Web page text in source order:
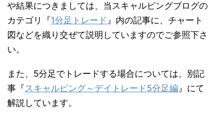
や結果につきましては、当スキャルピングブログの
カテゴリ『1分足トレード』内の記事に、チャート
図などを織り交ぜて説明していますのでご参照下さ
い。
また、5分足でトレードする場合については、別記
事『スキャルピング～デイトレード5分足編』にて
解説しています。